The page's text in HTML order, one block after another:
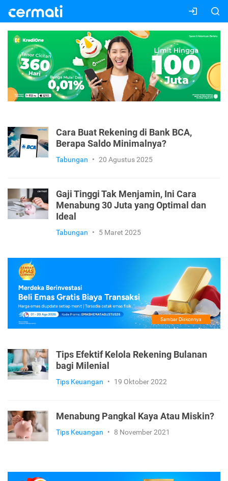
Cara Buat Rekening di Bank BCA,
Berapa Saldo Minimalnya?
Tabungan • 20 Agustus 2025
Gaji Tinggi Tak Menjamin, Ini Cara
Menabung 30 Juta yang Optimal dan
Ideal
Tabungan • 5 Maret 2025
Tips Efektif Kelola Rekening Bulanan
bagi Milenial
Tips Keuangan • 19 Oktober 2022
Menabung Pangkal Kaya Atau Miskin?
Tips Keuangan • 8 November 2021